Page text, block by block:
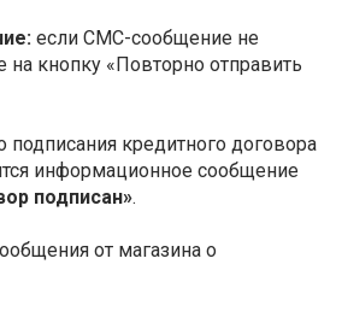
если СМС-сообщение не
на кнопку «Повторно отправить
подписания кредитного договора
информационное сообщение
подписан».
от магазина о